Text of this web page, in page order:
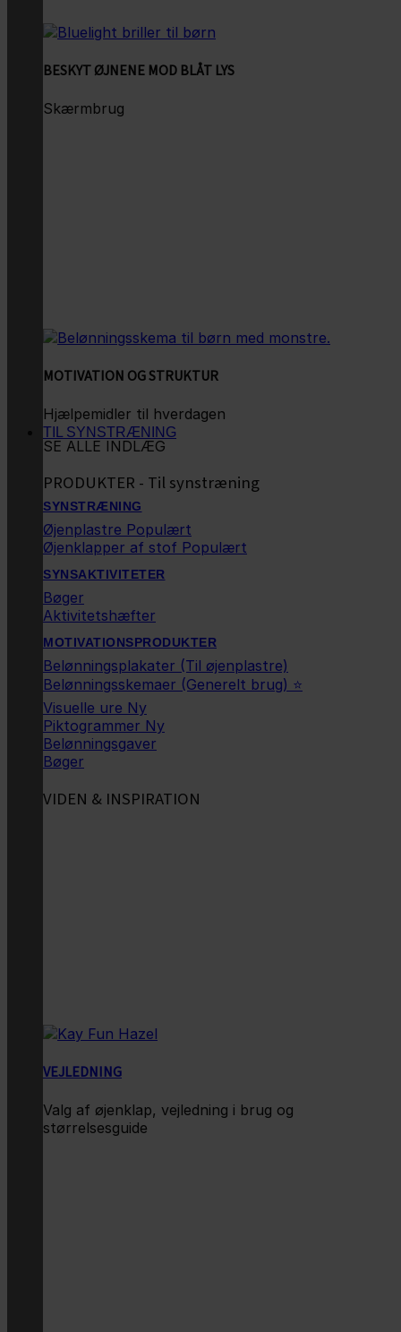
BESKYT ØJNENE MOD BLÅT LYS
Skærmbrug
MOTIVATION OG STRUKTUR
Hjælpemidler til hverdagen
SE ALLE INDLÆG
TIL SYNSTRÆNING
PRODUKTER - Til synstræning
SYNSTRÆNING
Øjenplastre
Øjenklapper af stof
SYNSAKTIVITETER
Bøger
Aktivitetshæfter
MOTIVATIONSPRODUKTER
Belønningsplakater (Til øjenplastre)
Belønningsskemaer (Generelt brug) ⭐
Visuelle ure
Piktogrammer
Belønningsgaver
Bøger
VIDEN & INSPIRATION
VEJLEDNING
Valg af øjenklap, vejledning i brug og
størrelsesguide